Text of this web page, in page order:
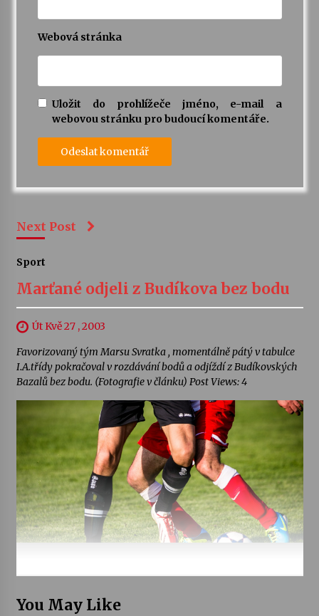
Webová stránka
Uložit do prohlížeče jméno, e-mail a
webovou stránku pro budoucí komentáře.
Next Post
Sport
Marťané odjeli z Budíkova bez bodu
Út Kvě 27 , 2003
Favorizovaný tým Marsu Svratka , momentálně pátý v tabulce
I.A.třídy pokračoval v rozdávání bodů a odjíždí z Budíkovských
Bazalů bez bodu. (Fotografie v článku) Post Views: 4
You May Like